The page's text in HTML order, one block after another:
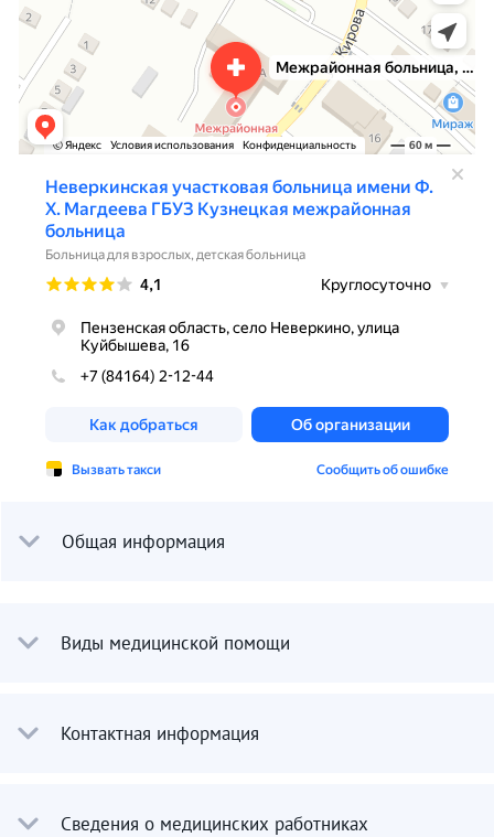
Общая информация
Виды медицинской помощи
Контактная информация
Сведения о медицинских работниках